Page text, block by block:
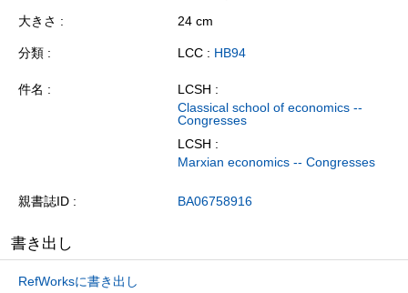
大きさ
24 cm
分類 LCC : HB94
件名
LCSH :
Classical school of economics --
Congresses
LCSH :
Marxian economics -- Congresses
親書誌ID BA06758916
書き出し
RefWorksに書き出し